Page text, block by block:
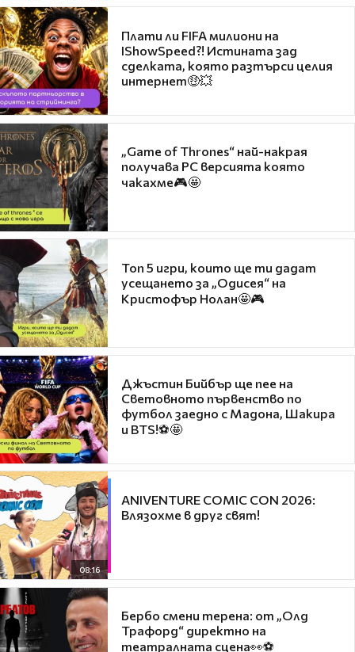
Плати ли FIFA милиони на
IShowSpeed?! Истината зад
сделката, която разтърси целия
интернет🤑💥
„Game of Thrones“ най-накрая
получава PC версията която
чакахме🎮🤩
Топ 5 игри, които ще ти дадат
усещането за „Одисея“ на
Кристофър Нолан🤩🎮
Джъстин Бийбър ще пее на
Световното първенство по
футбол заедно с Мадона, Шакира
и BTS!⚽🤩
08:16
ANIVENTURE COMIC CON 2026:
Влязохме в друг свят!
Бербо смени терена: от „Олд
Трафорд“ директно на
театралната сцена👀⚽